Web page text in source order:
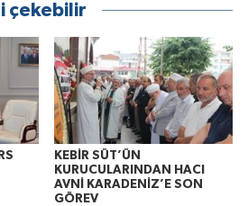
çekebilir
KEBİR SÜT’ÜN
KURUCULARINDAN HACI
AVNİ KARADENİZ’E SON
GÖREV